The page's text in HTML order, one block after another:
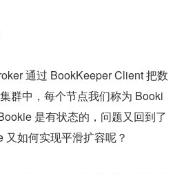
通过 BookKeeper Client 把数
群中，每个节点我们称为 Booki
是有状态的，问题又回到了
如何实现平滑扩容呢？